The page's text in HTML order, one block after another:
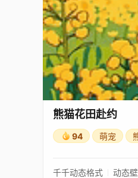
熊猫花田赴约
94 萌宠
千千动态格式 动态